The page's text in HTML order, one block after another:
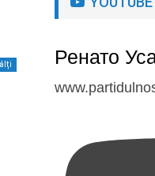
Ренато